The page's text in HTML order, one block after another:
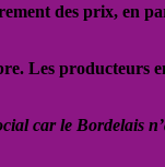
des prix, en
Les producteurs
car le Bordelais